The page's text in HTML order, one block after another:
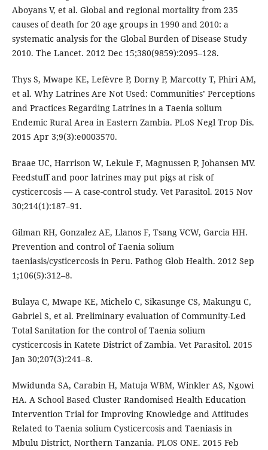
Aboyans V, et al. Global and regional mortality from 235
causes of death for 20 age groups in 1990 and 2010: a
systematic analysis for the Global Burden of Disease Study
2010. The Lancet. 2012 Dec 15;380(9859):2095–128.
Thys S, Mwape KE, Lefèvre P, Dorny P, Marcotty T, Phiri AM,
et al. Why Latrines Are Not Used: Communities’ Perceptions
and Practices Regarding Latrines in a Taenia solium
Endemic Rural Area in Eastern Zambia. PLoS Negl Trop Dis.
2015 Apr 3;9(3):e0003570.
Braae UC, Harrison W, Lekule F, Magnussen P, Johansen MV.
Feedstuff and poor latrines may put pigs at risk of
cysticercosis — A case-control study. Vet Parasitol. 2015 Nov
30;214(1):187–91.
Gilman RH, Gonzalez AE, Llanos F, Tsang VCW, Garcia HH.
Prevention and control of Taenia solium
taeniasis/cysticercosis in Peru. Pathog Glob Health. 2012 Sep
1;106(5):312–8.
Bulaya C, Mwape KE, Michelo C, Sikasunge CS, Makungu C,
Gabriel S, et al. Preliminary evaluation of Community-Led
Total Sanitation for the control of Taenia solium
cysticercosis in Katete District of Zambia. Vet Parasitol. 2015
Jan 30;207(3):241–8.
Mwidunda SA, Carabin H, Matuja WBM, Winkler AS, Ngowi
HA. A School Based Cluster Randomised Health Education
Intervention Trial for Improving Knowledge and Attitudes
Related to Taenia solium Cysticercosis and Taeniasis in
Mbulu District, Northern Tanzania. PLOS ONE. 2015 Feb